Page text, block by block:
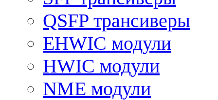
QSFP трансиверы
EHWIC модули
HWIC модули
NME модули